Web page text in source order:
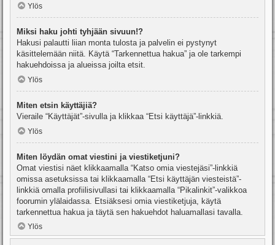
Ylös
Miksi haku johti tyhjään sivuun!?
Hakusi palautti liian monta tulosta ja palvelin ei pystynyt
käsittelemään niitä. Käytä “Tarkennettua hakua” ja ole tarkempi
hakuehdoissa ja alueissa joilta etsit.
Ylös
Miten etsin käyttäjiä?
Vieraile “Käyttäjät”-sivulla ja klikkaa “Etsi käyttäjä”-linkkiä.
Ylös
Miten löydän omat viestini ja viestiketjuni?
Omat viestisi näet klikkaamalla “Katso omia viestejäsi”-linkkiä
omissa asetuksissa tai klikkaamalla “Etsi käyttäjän viesteistä”-
linkkiä omalla profiilisivullasi tai klikkaamalla “Pikalinkit”-valikkoa
foorumin ylälaidassa. Etsiäksesi omia viestiketjuja, käytä
tarkennettua hakua ja täytä sen hakuehdot haluamallasi tavalla.
Ylös